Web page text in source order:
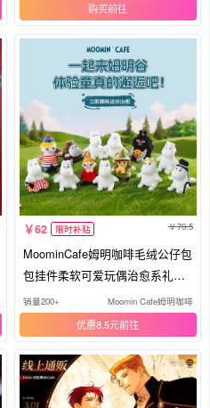
购买
62 限时补贴 70.5
MoominCafe姆明咖啡毛绒公仔包
包挂件柔软可爱玩偶治愈系礼物
送礼
销量200+ Moomin Cafe姆明咖啡主
优惠8.5元